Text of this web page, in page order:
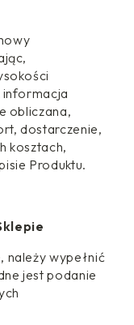
obliczana,
dostarczenie,
kosztach,
Produktu.
należy wypełnić
jest podanie